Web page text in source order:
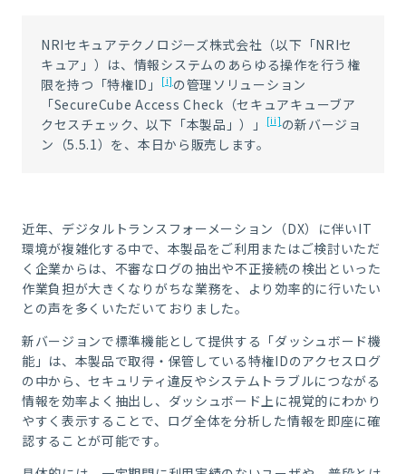
NRIセキュアテクノロジーズ株式会社（以下「NRIセ
キュア」）は、情報システムのあらゆる操作を行う権
限を持つ「特権ID」[i]の管理ソリューション
「SecureCube Access Check（セキュアキューブア
クセスチェック、以下「本製品」）」[ii]の新バージョ
ン（5.5.1）を、本日から販売します。
近年、デジタルトランスフォーメーション（DX）に伴いIT
環境が複雑化する中で、本製品をご利用またはご検討いただ
く企業からは、不審なログの抽出や不正接続の検出といった
作業負担が大きくなりがちな業務を、より効率的に行いたい
との声を多くいただいておりました。
新バージョンで標準機能として提供する「ダッシュボード機
能」は、本製品で取得・保管している特権IDのアクセスログ
の中から、セキュリティ違反やシステムトラブルにつながる
情報を効率よく抽出し、ダッシュボード上に視覚的にわかり
やすく表示することで、ログ全体を分析した情報を即座に確
認することが可能です。